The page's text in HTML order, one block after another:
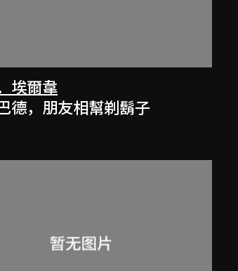
埃爾韋
德，朋友相幫剃鬍子